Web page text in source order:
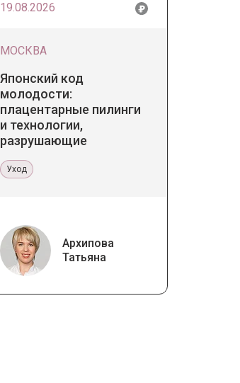
19.08.2026
МОСКВА
Японский код
молодости:
плацентарные пилинги
и технологии,
разрушающие
Уход
Архипова
Татьяна